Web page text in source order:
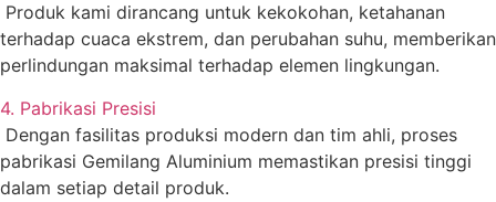
Produk kami dirancang untuk kekokohan, ketahanan
terhadap cuaca ekstrem, dan perubahan suhu, memberikan
perlindungan maksimal terhadap elemen lingkungan.
4. Pabrikasi Presisi
Dengan fasilitas produksi modern dan tim ahli, proses
pabrikasi Gemilang Aluminium memastikan presisi tinggi
dalam setiap detail produk.